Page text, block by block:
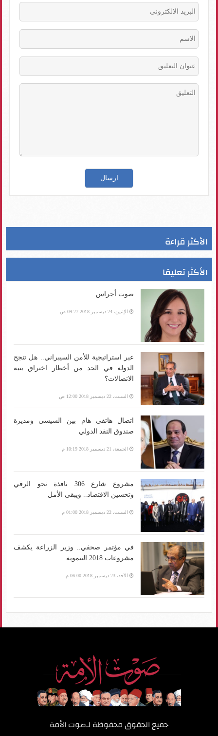
الأكثر قراءة
الأكثر تعليقا
صوت أجراس
الإثنين، 24 ديسمبر 2018 09:27 ص
عبر استراتيجية للأمن السيبراني.. هل تنجح
الدولة في الحد من أخطار اختراق بنية
الاتصالات؟
السبت، 22 ديسمبر 2018 12:00 ص
اتصال هاتفي هام بين السيسي ومديرة
صندوق النقد الدولي
الجمعة، 21 ديسمبر 2018 10:19 م
مشروع شارع 306 نافذة نحو الرقي
وتحسين الاقتصاد.. ويبقى الأمل
السبت، 22 ديسمبر 2018 01:00 م
في مؤتمر صحفي.. وزير الزراعة يكشف
مشروعات 2018 التنموية
الأحد، 23 ديسمبر 2018 06:00 م
جميع الحقوق محفوظة لـصوت الأمة